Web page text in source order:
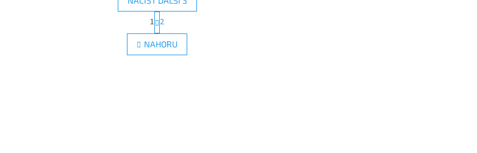
O
v
l
S
t
r
á
n
1 2
NAHORU